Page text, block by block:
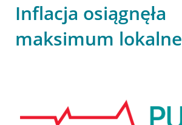
Inflacja osiągnęła
maksimum lokalne